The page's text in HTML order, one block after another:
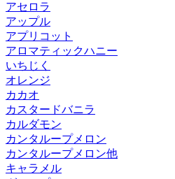
アセロラ
アップル
アプリコット
アロマティックハニー
いちじく
オレンジ
カカオ
カスタードバニラ
カルダモン
カンタループメロン
カンタループメロン他
キャラメル